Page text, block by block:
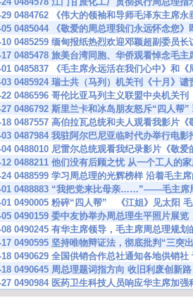
29 0484762 《伟大的领袖和导师毛泽东主席
05 0485044 《敬爱的周总理我们永远怀念您》
10 0485259 缅甸报纸热烈欢迎邓颖超副委员
17 0485478 旅美台湾同胞、华侨观看悼念毛
01 0485837 《毛主席永远活在我们心中》和
03 0485924 瑞士共（马列）机关刊《十月》
22 0486596 哥伦比亚马列主义联盟中央机关
27 0486792 斯里兰卡和冰岛朋友怒斥“四人帮
18 0487557 高伯拉瓦总统和夫人观看我影片
03 0487984 我驻阿尔巴尼亚临时代办举行电
04 0488010 尼雷尔总统观看我纪录影片《敬
12 0488211 他们没有后顾之忧 从一个工人的
24 0488599 学习周总理的光辉榜样 沿着毛主
01 0488883 “我把党来比母亲……”——毛主席
01 0490005 粉碎“四人帮” 《江姐》见太阳
05 0490159 委中友协举办周总理生平照片展览
08 0490245 有华主席领导，毛主席周总理规
17 0490595 坚持唯物辩证法，彻底批判“三
18 0490629 全国供销合作总社通知各地供销
18 0490645 周总理题词指方向 收旧利废创新
27 0490984 医药卫生科技人员响应华主席加